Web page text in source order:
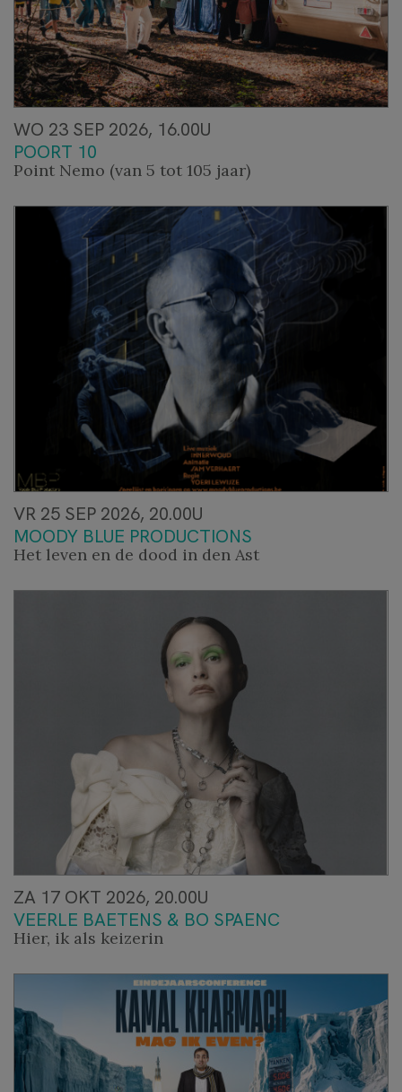
WO 23 SEP 2026, 16.00U
POORT 10
Point Nemo (van 5 tot 105 jaar)
VR 25 SEP 2026, 20.00U
MOODY BLUE PRODUCTIONS
Het leven en de dood in den Ast
ZA 17 OKT 2026, 20.00U
VEERLE BAETENS & BO SPAENC
Hier, ik als keizerin